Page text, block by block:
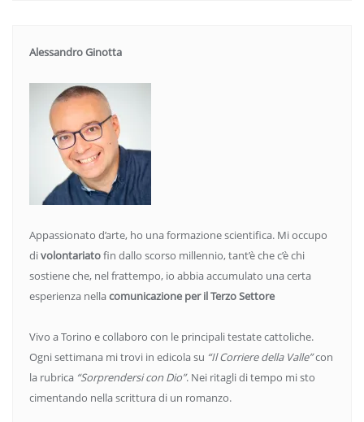
Alessandro Ginotta
Appassionato d’arte, ho una formazione scientifica. Mi occupo
divolontariatofin dallo scorso millennio, tant’è che c’è chi
sostiene che, nel frattempo, io abbia accumulato una certa
esperienza nellacomunicazione per il Terzo Settore
Vivo a Torino e collaboro con le principali testate cattoliche.
Ogni settimana mi trovi in edicola su “Il Corriere della Valle”con
la rubrica “Sorprendersi con Dio”. Nei ritagli di tempo mi sto
cimentando nella scrittura di un romanzo.